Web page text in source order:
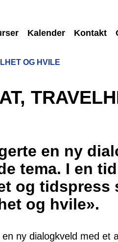
Kalender Kontakt
OG HVILE
en ny
tema. I en
og tidspress
og hvile».
ny dialogkveld med et